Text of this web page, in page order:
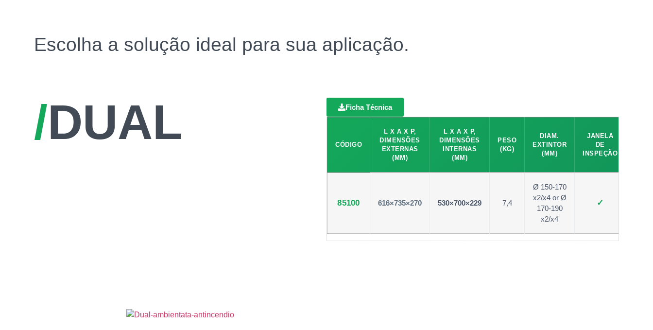
Escolha a solução ideal para sua aplicação.
/DUAL Ficha Técnica
CÓDIGO
L X A X P,
DIMENSÕES
EXTERNAS
(MM)
L X A X P,
DIMENSÕES
INTERNAS
(MM)
PESO
(KG)
DIAM.
EXTINTOR
(MM)
JANELA
DE
INSPEÇÃO
85100 616×735×270 530×700×229 7,4
Ø 150-170
x2/x4 or Ø
170-190
x2/x4
✓